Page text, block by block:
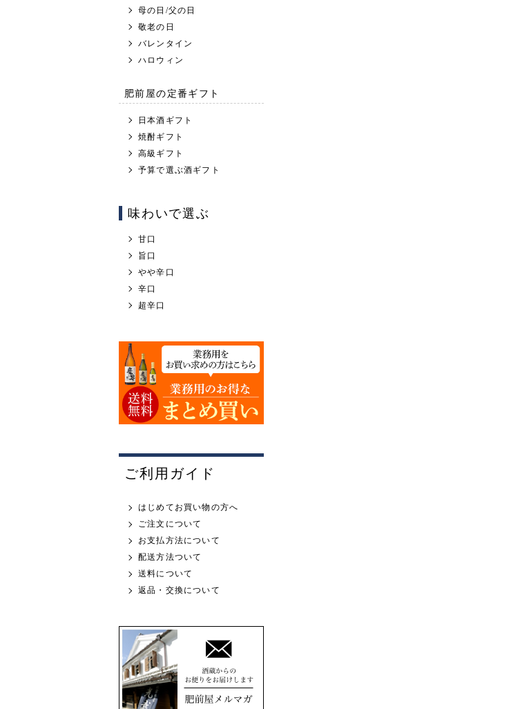
母の日/父の日
敬老の日
バレンタイン
ハロウィン
肥前屋の定番ギフト
日本酒ギフト
焼酎ギフト
高級ギフト
予算で選ぶ酒ギフト
味わいで選ぶ
甘口
旨口
やや辛口
辛口
超辛口
ご利用ガイド
はじめてお買い物の方へ
ご注文について
お支払方法について
配送方法ついて
送料について
返品・交換について